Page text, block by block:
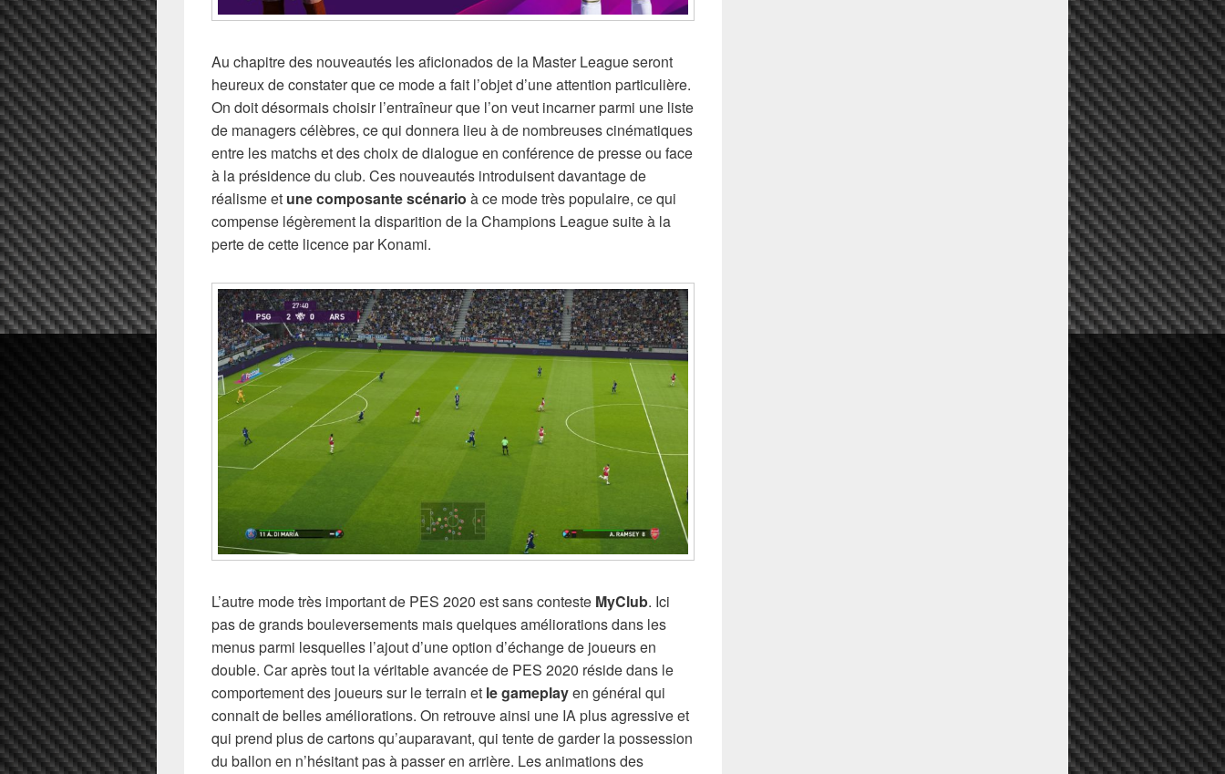
Au chapitre des nouveautés les aficionados de la Master League seront
heureux de constater que ce mode a fait l’objet d’une attention particulière.
On doit désormais choisir l’entraîneur que l’on veut incarner parmi une liste
de managers célèbres, ce qui donnera lieu à de nombreuses cinématiques
entre les matchs et des choix de dialogue en conférence de presse ou face
à la présidence du club. Ces nouveautés introduisent davantage de
réalisme et une composante scénario à ce mode très populaire, ce qui
compense légèrement la disparition de la Champions League suite à la
perte de cette licence par Konami.
L’autre mode très important de PES 2020 est sans conteste MyClub. Ici
pas de grands bouleversements mais quelques améliorations dans les
menus parmi lesquelles l’ajout d’une option d’échange de joueurs en
double. Car après tout la véritable avancée de PES 2020 réside dans le
comportement des joueurs sur le terrain et le gameplayen général qui
connait de belles améliorations. On retrouve ainsi une IA plus agressive et
qui prend plus de cartons qu’auparavant, qui tente de garder la possession
du ballon en n’hésitant pas à passer en arrière. Les animations des